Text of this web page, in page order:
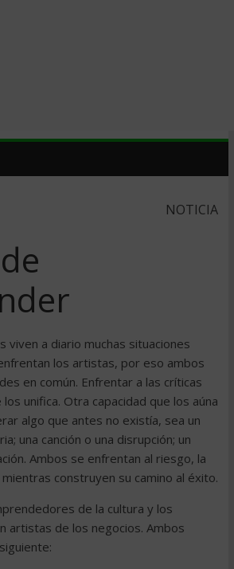
NOTICIA
viven a diario muchas situaciones
los artistas, por eso ambos
en común. Enfrentar a las críticas
unifica. Otra capacidad que los aúna
algo que antes no existía, sea un
una canción o una disrupción; un
Ambos se enfrentan al riesgo, la
construyen su camino al éxito.
de la cultura y los
artistas de los negocios. Ambos